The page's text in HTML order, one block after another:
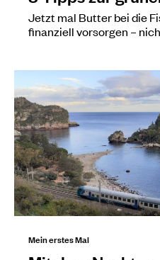
Jetzt mal Butter bei die
finanziell vorsorgen –
Mein erstes Mal